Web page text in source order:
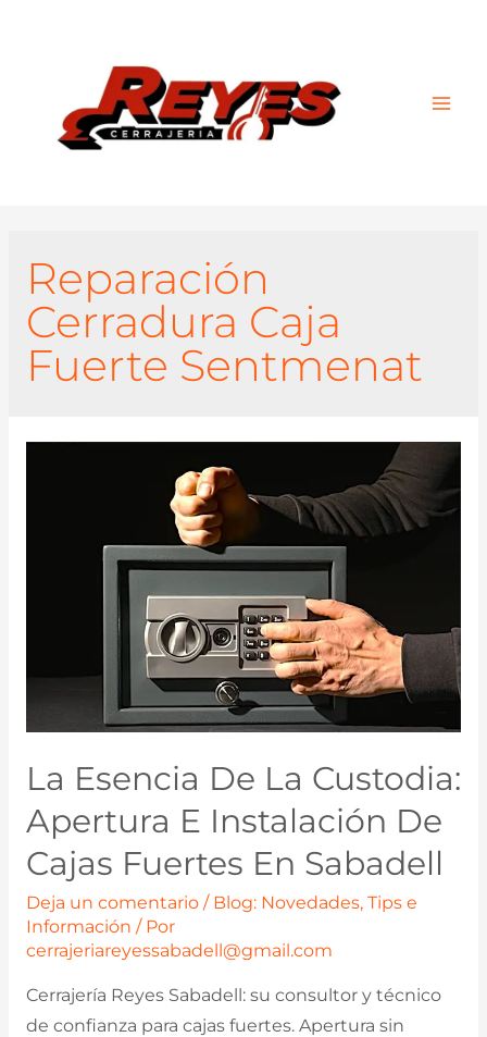
Reparación
Cerradura Caja
Fuerte Sentmenat
La Esencia De La Custodia:
Apertura E Instalación De
Cajas Fuertes En Sabadell
Deja un comentario / Blog: Novedades, Tips e
Información / Por
cerrajeriareyessabadell@gmail.com
Cerrajería Reyes Sabadell: su consultor y técnico
de confianza para cajas fuertes. Apertura sin